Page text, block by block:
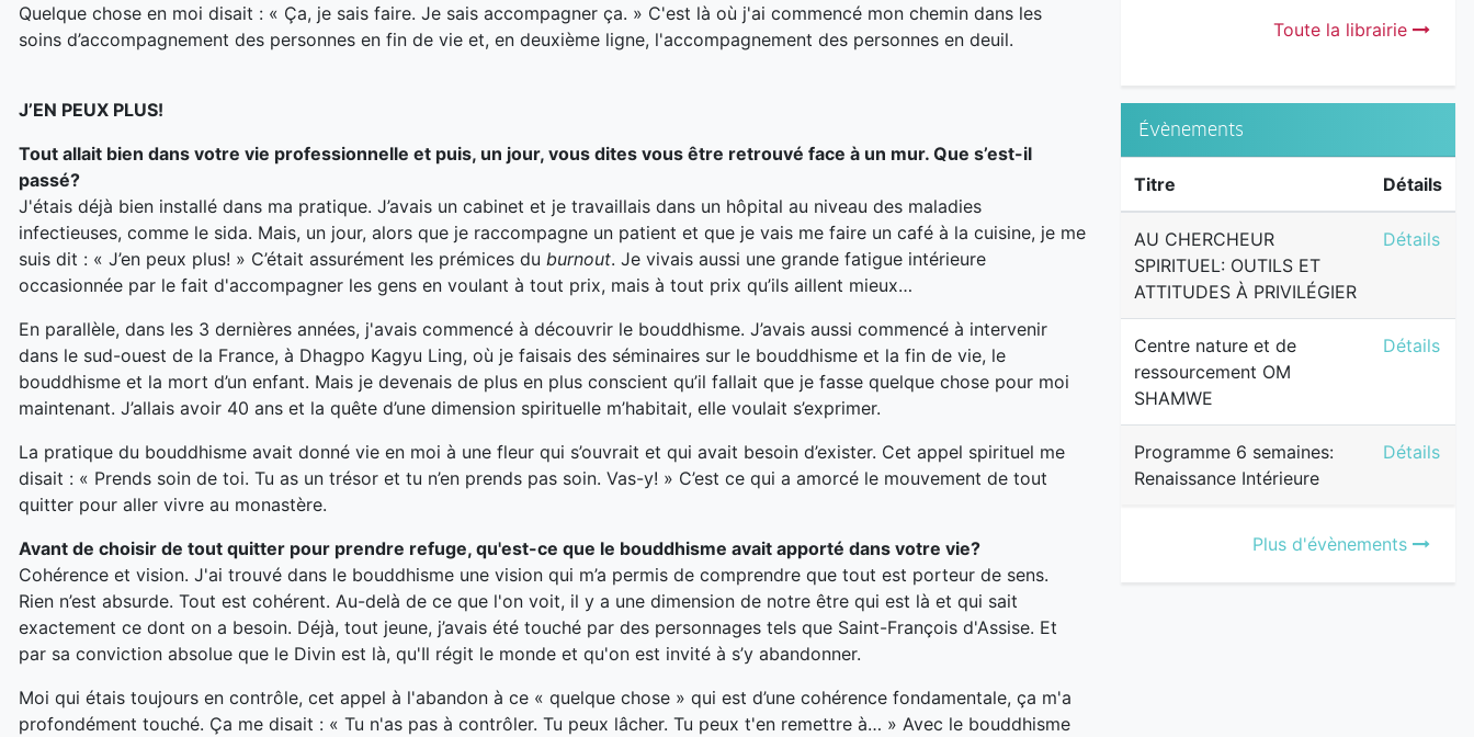
Toute la librairie
Évènements
Titre Détails
AU CHERCHEUR
SPIRITUEL: OUTILS ET
ATTITUDES À PRIVILÉGIER
AU
Détails
Centre nature et de
ressourcement OM
SHAMWE
Centre
Détails
Programme 6 semaines:
Renaissance Intérieure
Détails
Plus d'évènements
Quelque chose en moi disait : « Ça, je sais faire. Je sais accompagner ça. » C'est là où j'ai commencé mon chemin dans les
soins d’accompagnement des personnes en fin de vie et, en deuxième ligne, l'accompagnement des personnes en deuil.
J’EN PEUX PLUS!
Tout allait bien dans votre vie professionnelle et puis, un jour, vous dites vous être retrouvé face à un mur. Que s’est-il
passé?
J'étais déjà bien installé dans ma pratique. J’avais un cabinet et je travaillais dans un hôpital au niveau des maladies
infectieuses, comme le sida. Mais, un jour, alors que je raccompagne un patient et que je vais me faire un café à la cuisine, je me
suis dit : « J’en peux plus! » C’était assurément les prémices du burnout. Je vivais aussi une grande fatigue intérieure
occasionnée par le fait d'accompagner les gens en voulant à tout prix, mais à tout prix qu’ils aillent mieux…
En parallèle, dans les 3 dernières années, j'avais commencé à découvrir le bouddhisme. J’avais aussi commencé à intervenir
dans le sud-ouest de la France, à Dhagpo Kagyu Ling, où je faisais des séminaires sur le bouddhisme et la fin de vie, le
bouddhisme et la mort d’un enfant. Mais je devenais de plus en plus conscient qu’il fallait que je fasse quelque chose pour moi
maintenant. J’allais avoir 40 ans et la quête d’une dimension spirituelle m’habitait, elle voulait s’exprimer.
La pratique du bouddhisme avait donné vie en moi à une fleur qui s’ouvrait et qui avait besoin d’exister. Cet appel spirituel me
disait : « Prends soin de toi. Tu as un trésor et tu n’en prends pas soin. Vas-y! » C’est ce qui a amorcé le mouvement de tout
quitter pour aller vivre au monastère.
Avant de choisir de tout quitter pour prendre refuge, qu'est-ce que le bouddhisme avait apporté dans votre vie?
Cohérence et vision. J'ai trouvé dans le bouddhisme une vision qui m’a permis de comprendre que tout est porteur de sens.
Rien n’est absurde. Tout est cohérent. Au-delà de ce que l'on voit, il y a une dimension de notre être qui est là et qui sait
exactement ce dont on a besoin. Déjà, tout jeune, j’avais été touché par des personnages tels que Saint-François d'Assise. Et
par sa conviction absolue que le Divin est là, qu'Il régit le monde et qu'on est invité à s’y abandonner.
Moi qui étais toujours en contrôle, cet appel à l'abandon à ce « quelque chose » qui est d’une cohérence fondamentale, ça m'a
profondément touché. Ça me disait : « Tu n'as pas à contrôler. Tu peux lâcher. Tu peux t'en remettre à… » Avec le bouddhisme